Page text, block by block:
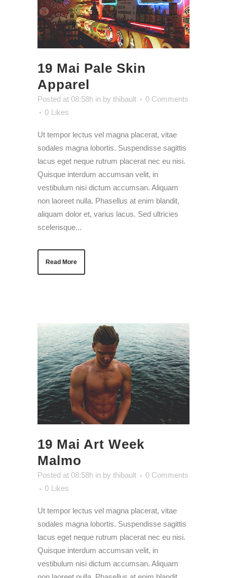
19 Mai Pale Skin
Apparel
Posted at 08:58h in by thibault
0 Comments
0 Likes
Ut tempor lectus vel magna placerat, vitae
sodales magna lobortis. Suspendisse sagittis
lacus eget neque rutrum placerat nec eu nisi.
Quisque interdum accumsan velit, in
vestibulum nisi dictum accumsan. Aliquam
non laoreet nulla. Phasellus at enim blandit,
aliquam dolor et, varius lacus. Sed ultricies
scelerisque...
Read More
19 Mai Art Week
Malmo
Posted at 08:58h in by thibault
0 Comments
0 Likes
Ut tempor lectus vel magna placerat, vitae
sodales magna lobortis. Suspendisse sagittis
lacus eget neque rutrum placerat nec eu nisi.
Quisque interdum accumsan velit, in
vestibulum nisi dictum accumsan. Aliquam